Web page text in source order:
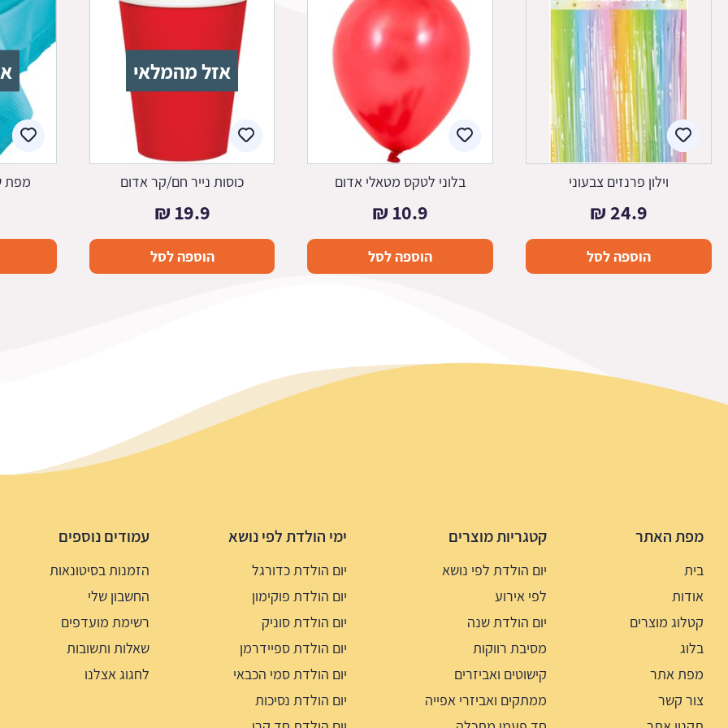
וילון פרנזים צבעוני
24.9
₪
הוספה לסל
בלוני לטקס מטאלי אדום
10.9
₪
הוספה לסל
אזל מהמלאי
כוסות נייר חם/קר אדום
19.9
₪
הוספה לסל
מפת
מפת האתר
בית
אודות
קטלוג מוצרים
בלוג
מפת אתר
צור קשר
קטגריות מוצרים
יום הולדת לפי נושא
לפי אירוע
יום הולדת שנה
מסיבת רווקות
קישוטים ואביזרים
ממתקים ואביזרי אפייה
ימי הולדת לפי נושא
יום הולדת כדורגל
יום הולדת פוקימון
יום הולדת סוניק
יום הולדת ספיידרמן
יום הולדת סמי הכבאי
יום הולדת נסיכות
עמודים נוספים
הזמנות בסיטונאות
החשבון שלי
רשימת מועדפים
שאלות ותשובות
לחגוג אצלנו